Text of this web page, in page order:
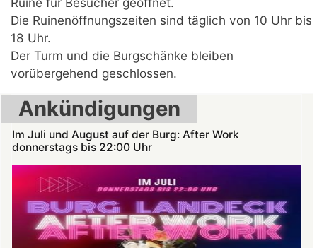
Die Ruinenöffnungszeiten sind täglich von 10 Uhr bis
18 Uhr.
Der Turm und die Burgschänke bleiben
vorübergehend geschlossen.
Ankündigungen
Im Juli und August auf der Burg: After Work
donnerstags bis 22:00 Uhr